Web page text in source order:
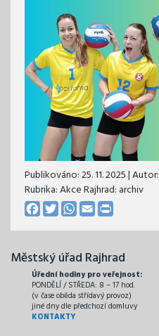
Publikováno:25. 11. 2025| Autor:
Rubrika: Akce Rajhrad: archiv
Facebook
TwitterWhatsApp
Email
Městský úřad Rajhrad
Úřední hodiny pro veřejnost:
PONDĚLÍ / STŘEDA: 8 – 17 hod.
(v čase oběda střídavý provoz)
jiné dny dle předchozí domluvy
KONTAKTY